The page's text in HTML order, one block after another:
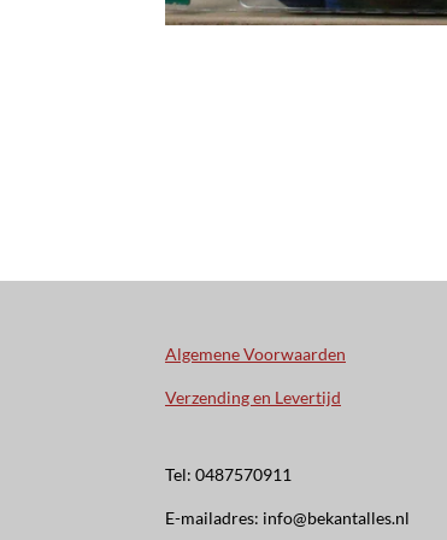
Algemene Voorwaarden
Verzending en Levertijd
Tel: 0487570911
E-mailadres: info@bekantalles.nl